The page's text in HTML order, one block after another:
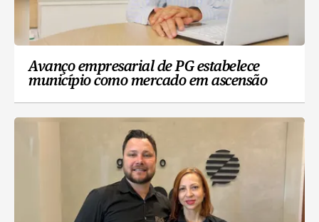
Avanço empresarial de PG estabelece
município como mercado em ascensão